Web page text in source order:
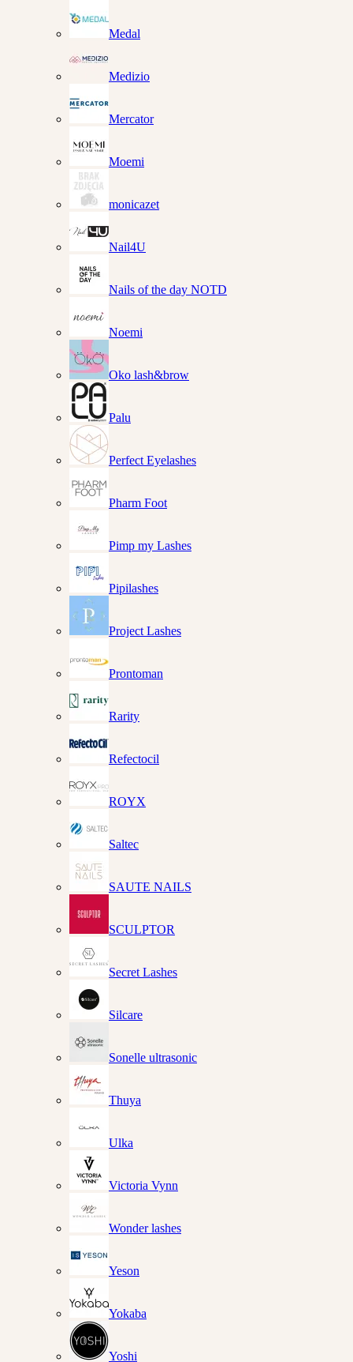
Medal
Medizio
Mercator
Moemi
monicazet
Nail4U
Nails of the day NOTD
Noemi
Oko lash&brow
Palu
Perfect Eyelashes
Pharm Foot
Pimp my Lashes
Pipilashes
Project Lashes
Prontoman
Rarity
Refectocil
ROYX
Saltec
SAUTE NAILS
SCULPTOR
Secret Lashes
Silcare
Sonelle ultrasonic
Thuya
Ulka
Victoria Vynn
Wonder lashes
Yeson
Yokaba
Yoshi